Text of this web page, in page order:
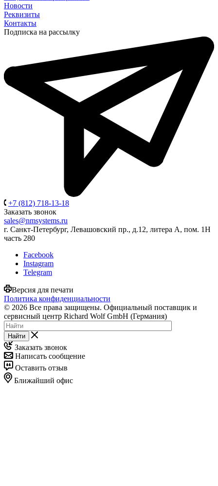
Новости
Реквизиты
Контакты
Подписка на рассылку
+7 (812) 718-13-18
Заказать звонок
sales@nmsystems.ru
г. Санкт-Петербург, Левашовский пр., д.12, литера А, пом. 1Н
часть 280
Facebook
Instagram
Telegram
Версия для печати
Политика конфиденциальности
© 2026 Все права защищены. Официальный поставщик и
сервисный центр Richard Wolf GmbH (Германия)
Найти
Заказать звонок
Написать сообщение
Оставить отзыв
Ближайший офис